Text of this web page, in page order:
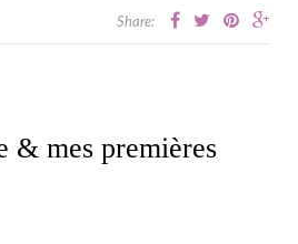
Share:
& mes premières